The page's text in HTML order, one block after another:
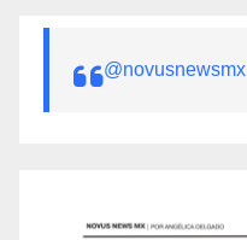
@novusnewsmx